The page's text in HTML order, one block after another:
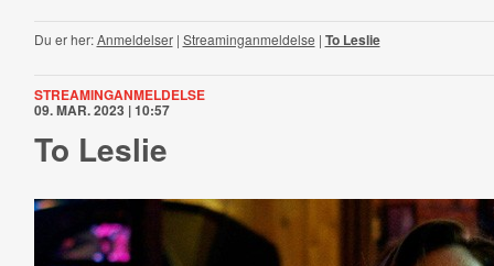
Du er her:Anmeldelser| Streaminganmeldelse | To Leslie
STREAMINGANMELDELSE
09. MAR. 2023 | 10:57
To Leslie